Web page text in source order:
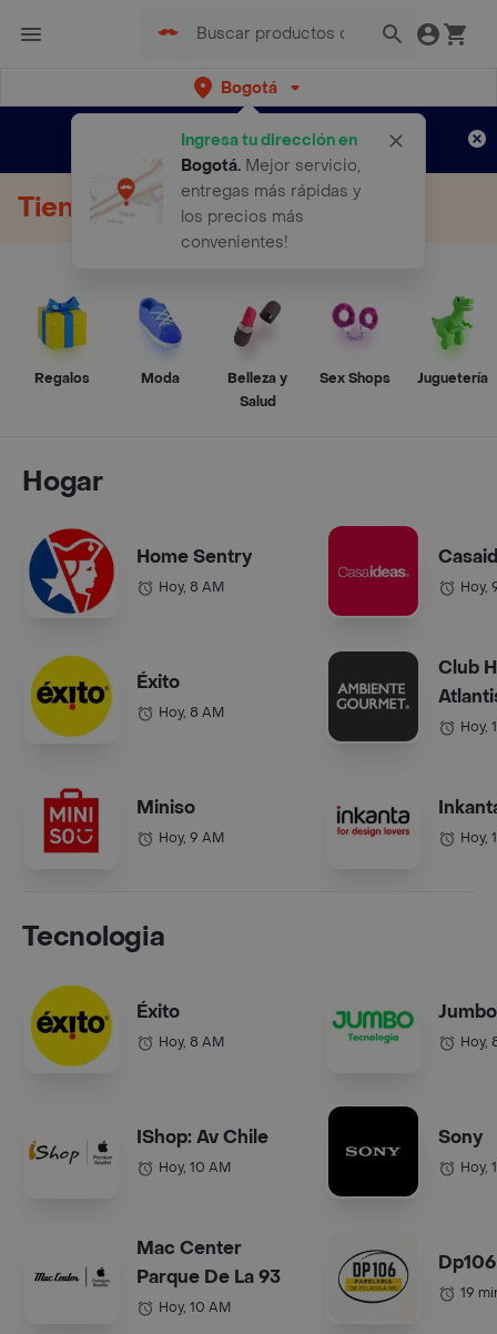
Bogotá
Ingresa tu dirección en
Bogotá. Mejor servicio,
entregas más rápidas y
los precios más
convenientes!
envíos gratis por semanas
Aplican TyC
Tienda Online
Regalos Moda
Belleza y
Salud
Sex Shops Juguetería
Hogar
Home Sentry
Hoy, 8 AM
Éxito
Hoy, 8 AM
Miniso
Hoy, 9 AM
Hoy,
Club
Hoy,
Hoy,
Tecnologia
Éxito
Hoy, 8 AM
IShop: Av Chile
Hoy, 10 AM
Mac Center
Parque De La 93
Hoy, 10 AM
Jumbo
Hoy,
Sony
Hoy,
Dp106
19